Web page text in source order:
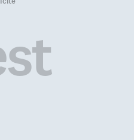
provinces et les territoires en
vertu de leur législation
respective. En Ontario, la Loi de